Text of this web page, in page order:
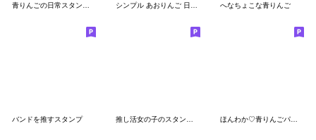
青りんごの日常スタンプ｜毎日使える♪ シンプル あおりんご 日常会話 へなちょこな青りんご
バンドを推すスタンプ ほんわか♡青りんごパーカー（年中行事）